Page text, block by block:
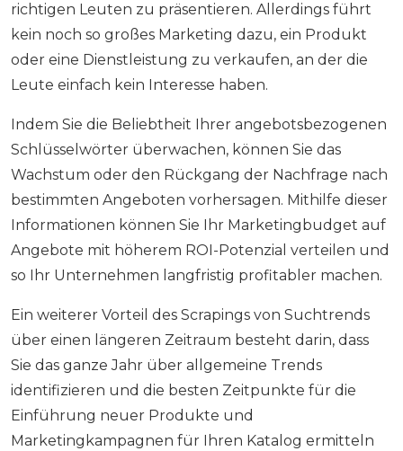
richtigen Leuten zu präsentieren. Allerdings führt
kein noch so großes Marketing dazu, ein Produkt
oder eine Dienstleistung zu verkaufen, an der die
Leute einfach kein Interesse haben.
Indem Sie die Beliebtheit Ihrer angebotsbezogenen
Schlüsselwörter überwachen, können Sie das
Wachstum oder den Rückgang der Nachfrage nach
bestimmten Angeboten vorhersagen. Mithilfe dieser
Informationen können Sie Ihr Marketingbudget auf
Angebote mit höherem ROI-Potenzial verteilen und
so Ihr Unternehmen langfristig profitabler machen.
Ein weiterer Vorteil des Scrapings von Suchtrends
über einen längeren Zeitraum besteht darin, dass
Sie das ganze Jahr über allgemeine Trends
identifizieren und die besten Zeitpunkte für die
Einführung neuer Produkte und
Marketingkampagnen für Ihren Katalog ermitteln